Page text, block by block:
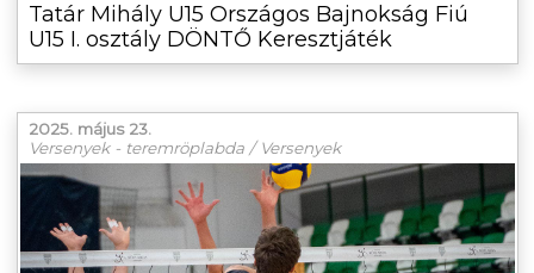
Tatár Mihály U15 Országos Bajnokság Fiú
U15 I. osztály DÖNTŐ Keresztjáték
2025. május 23.
Versenyek - teremröplabda / Versenyek